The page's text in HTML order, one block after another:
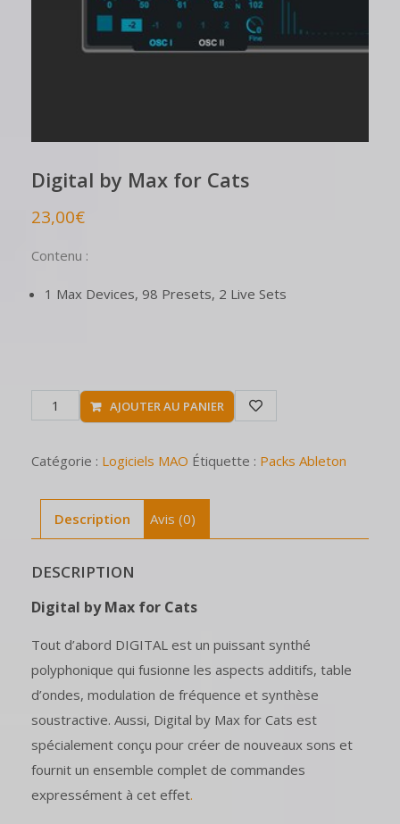
Digital by Max for Cats
23,00€
Contenu :
1 Max Devices, 98 Presets, 2 Live Sets
AJOUTER AU PANIER
Catégorie : Logiciels MAO Étiquette : Packs Ableton
Description Avis (0)
DESCRIPTION
Digital by Max for Cats
Tout d’abord DIGITAL est un puissant synthé
polyphonique qui fusionne les aspects additifs, table
d’ondes, modulation de fréquence et synthèse
soustractive. Aussi, Digital by Max for Cats est
spécialement conçu pour créer de nouveaux sons et
fournit un ensemble complet de commandes
expressément à cet effet.